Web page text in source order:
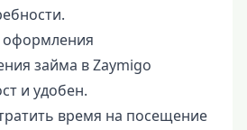
оформления
займа в Zaymigo
и удобен.
время на посещение